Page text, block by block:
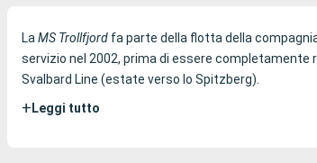
La MS Trollfjord fa parte della flotta della
servizio nel 2002, prima di essere completamente
Svalbard Line (estate verso lo Spitzberg).
+ Leggi tutto